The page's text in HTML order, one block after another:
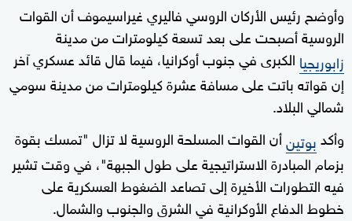
وأوضح رئيس الأركان الروسي فاليري غيراسيموف أن القوات
الروسية أصبحت على بعد تسعة كيلومترات من مدينة
زابوريجيا الكبرى في جنوب أوكرانيا، فيما قال قائد عسكري آخر
إن قواته باتت على مسافة عشرة كيلومترات من مدينة سومي
شمالي البلاد.
وأكدبوتينأن القوات المسلحة الروسية لا تزال "تمسك بقوة
بزمام المبادرة الاستراتيجية على طول الجبهة"، في وقت تشير
فيه التطورات الأخيرة إلى تصاعد الضغوط العسكرية على
خطوط الدفاع الأوكرانية في الشرق والجنوب والشمال.